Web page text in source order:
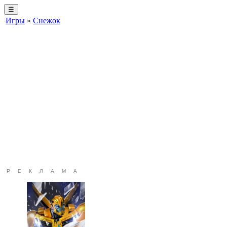
☰
Игры » Снежок
РЕКЛАМА